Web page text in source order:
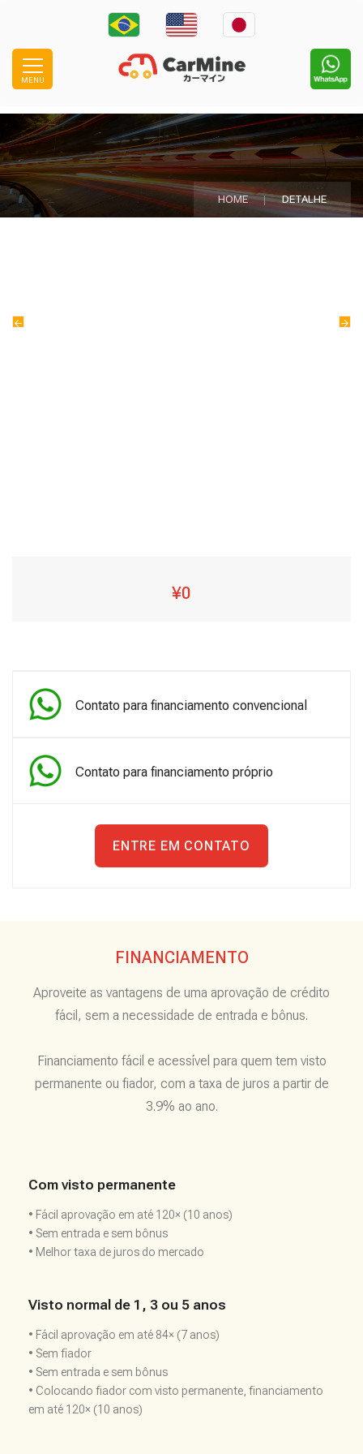
MENU
HOME DETALHE
¥0
Contato para financiamento convencional
Contato para financiamento próprio
ENTRE EM CONTATO
FINANCIAMENTO
Aproveite as vantagens de uma aprovação de crédito
fácil, sem a necessidade de entrada e bônus.
Financiamento fácil e acessível para quem tem visto
permanente ou fiador, com a taxa de juros a partir de
3.9% ao ano.
Com visto permanente
• Fácil aprovação em até 120× (10 anos)
• Sem entrada e sem bônus
• Melhor taxa de juros do mercado
Visto normal de 1, 3 ou 5 anos
• Fácil aprovação em até 84× (7 anos)
• Sem fiador
• Sem entrada e sem bônus
• Colocando fiador com visto permanente, financiamento
em até 120× (10 anos)